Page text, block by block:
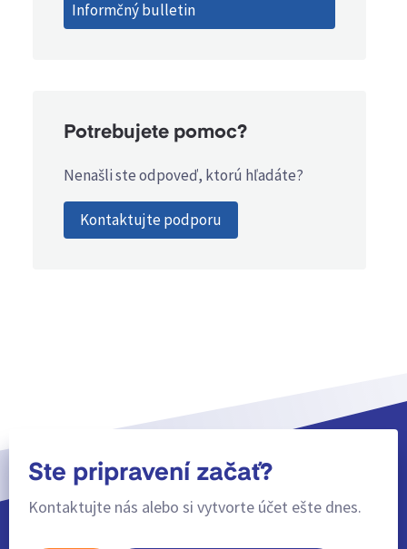
Informčný bulletin
Potrebujete pomoc?
Nenašli ste odpoveď, ktorú hľadáte?
Kontaktujte podporu
Ste pripravení začať?
Kontaktujte nás alebo si vytvorte účet ešte dnes.